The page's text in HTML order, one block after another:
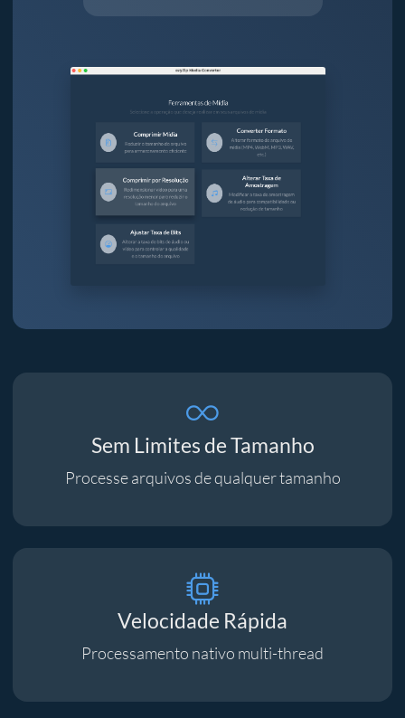
Sem Limites de Tamanho
Processe arquivos de qualquer tamanho
Velocidade Rápida
Processamento nativo multi-thread